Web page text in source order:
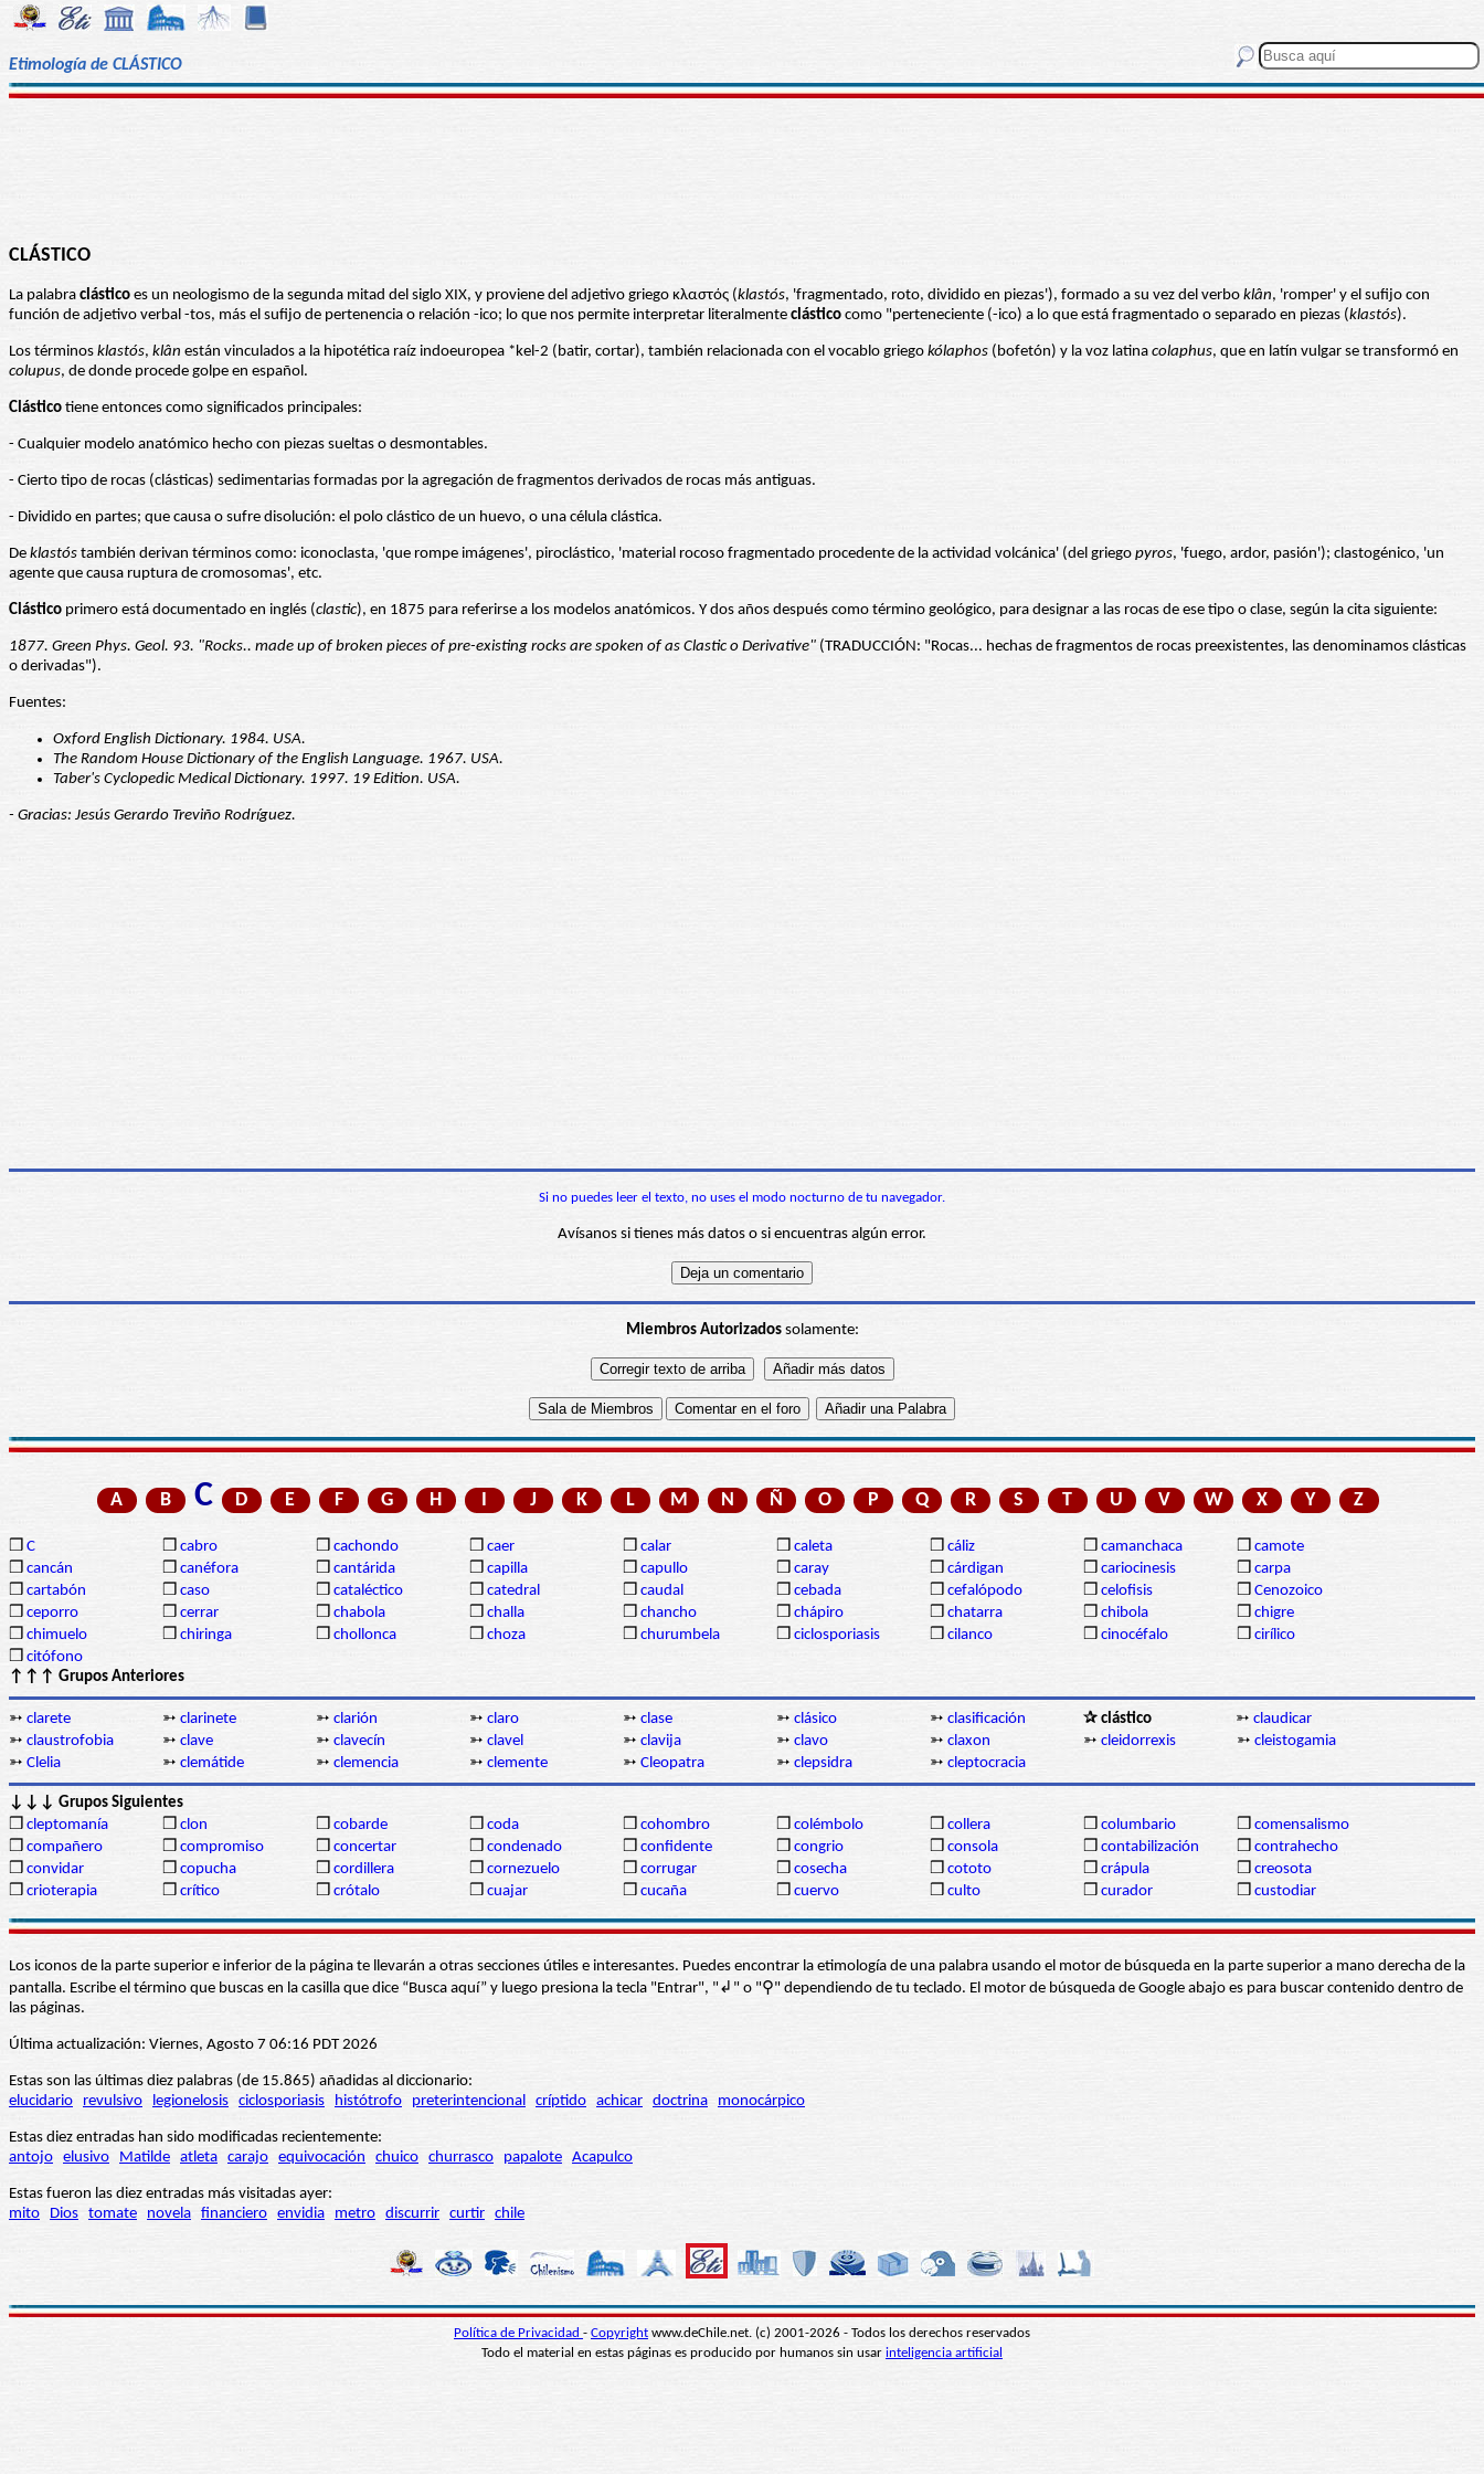
Etimología de CLÁSTICO
CLÁSTICO
La palabra clástico es un neologismo de la segunda mitad del siglo XIX, y proviene del adjetivo griego κλαστός (klastós, 'fragmentado, roto, dividido en piezas'), formado a su vez del verbo klân, 'romper' y el sufijo con
función de adjetivo verbal -tos, más el sufijo de pertenencia o relación -ico; lo que nos permite interpretar literalmente clástico como "perteneciente (-ico) a lo que está fragmentado o separado en piezas (klastós).
Los términos klastós, klân están vinculados a la hipotética raíz indoeuropea *kel-2 (batir, cortar), también relacionada con el vocablo griego kólaphos (bofetón) y la voz latina colaphus, que en latín vulgar se transformó en
colupus, de donde procede golpe en español.
Clástico tiene entonces como significados principales:
- Cualquier modelo anatómico hecho con piezas sueltas o desmontables.
- Cierto tipo de rocas (clásticas) sedimentarias formadas por la agregación de fragmentos derivados de rocas más antiguas.
- Dividido en partes; que causa o sufre disolución: el polo clástico de un huevo, o una célula clástica.
De klastós también derivan términos como: iconoclasta, 'que rompe imágenes', piroclástico, 'material rocoso fragmentado procedente de la actividad volcánica' (del griego pyros, 'fuego, ardor, pasión'); clastogénico, 'un
agente que causa ruptura de cromosomas', etc.
Clástico primero está documentado en inglés (clastic), en 1875 para referirse a los modelos anatómicos. Y dos años después como término geológico, para designar a las rocas de ese tipo o clase, según la cita siguiente:
1877. Green Phys. Geol. 93. "Rocks.. made up of broken pieces of pre-existing rocks are spoken of as Clastic o Derivative" (TRADUCCIÓN: "Rocas... hechas de fragmentos de rocas preexistentes, las denominamos clásticas
o derivadas").
Fuentes:
Oxford English Dictionary. 1984. USA.
The Random House Dictionary of the English Language. 1967. USA.
Taber's Cyclopedic Medical Dictionary. 1997. 19 Edition. USA.
- Gracias: Jesús Gerardo Treviño Rodríguez.
Si no puedes leer el texto, no uses el modo nocturno de tu navegador.
Avísanos si tienes más datos o si encuentras algún error.
Miembros Autorizadossolamente:
A B C D E F G H I J K L M N Ñ O P Q R S T U V W X Y Z
❒ C ❒ cabro ❒ cachondo ❒ caer ❒ calar ❒ caleta ❒ cáliz ❒ camanchaca ❒ camote
❒ cancán ❒ canéfora ❒ cantárida ❒ capilla ❒ capullo ❒ caray ❒ cárdigan ❒ cariocinesis ❒ carpa
❒ cartabón ❒ caso ❒ cataléctico ❒ catedral ❒ caudal ❒ cebada ❒ cefalópodo ❒ celofisis ❒ Cenozoico
❒ ceporro ❒ cerrar ❒ chabola ❒ challa ❒ chancho ❒ chápiro ❒ chatarra ❒ chibola ❒ chigre
❒ chimuelo ❒ chiringa ❒ chollonca ❒ choza ❒ churumbela ❒ ciclosporiasis ❒ cilanco ❒ cinocéfalo ❒ cirílico
❒ citófono
↑↑↑ Grupos Anteriores
➳ clarete ➳ clarinete ➳ clarión ➳ claro ➳ clase ➳ clásico ➳ clasificación ✰ clástico ➳ claudicar
➳ claustrofobia ➳ clave ➳ clavecín ➳ clavel ➳ clavija ➳ clavo ➳ claxon ➳ cleidorrexis ➳ cleistogamia
➳ Clelia ➳ clemátide ➳ clemencia ➳ clemente ➳ Cleopatra ➳ clepsidra ➳ cleptocracia
↓↓↓ Grupos Siguientes
❒ cleptomanía ❒ clon ❒ cobarde ❒ coda ❒ cohombro ❒ colémbolo ❒ collera ❒ columbario ❒ comensalismo
❒ compañero ❒ compromiso ❒ concertar ❒ condenado ❒ confidente ❒ congrio ❒ consola ❒ contabilización ❒ contrahecho
❒ convidar ❒ copucha ❒ cordillera ❒ cornezuelo ❒ corrugar ❒ cosecha ❒ cototo ❒ crápula ❒ creosota
❒ crioterapia ❒ crítico ❒ crótalo ❒ cuajar ❒ cucaña ❒ cuervo ❒ culto ❒ curador ❒ custodiar
Los iconos de la parte superior e inferior de la página te llevarán a otras secciones útiles e interesantes. Puedes encontrar la etimología de una palabra usando el motor de búsqueda en la parte superior a mano derecha de la
pantalla. Escribe el término que buscas en la casilla que dice “Busca aquí” y luego presiona la tecla "Entrar", "↲" o "⚲" dependiendo de tu teclado. El motor de búsqueda de Google abajo es para buscar contenido dentro de
las páginas.
Última actualización: Viernes, Agosto 7 06:16 PDT 2026
Estas son las últimas diez palabras (de 15.865) añadidas al diccionario:
elucidario
revulsivo legionelosis ciclosporiasis histótrofo preterintencional críptido achicar doctrina monocárpico
Estas diez entradas han sido modificadas recientemente:
antojo elusivo Matilde atleta carajo equivocación chuico churrasco papalote Acapulco
Estas fueron las diez entradas más visitadas ayer:
mito
Dios tomate novela financiero envidia metro discurrir curtir chile
Política de Privacidad - Copyright www.deChile.net. (c) 2001-2026 - Todos los derechos reservados
Todo el material en estas páginas es producido por humanos sin usar inteligencia artificial